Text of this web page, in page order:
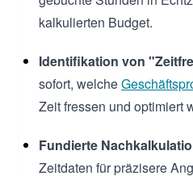
kalkulierten Budget.
Identifikation von
sofort, welche
Zeit fressen und optimiert
Fundierte
Zeitdaten für präzisere